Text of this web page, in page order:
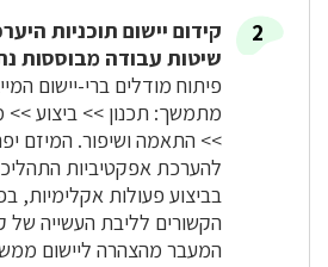
קידום יישום תוכניות
שיטות עבודה מבוססות
פיתוח מודלים ברי-יישום
מתמשך: תכנון >> ביצוע >>
>> התאמה ושיפור. המיזם
להערכת אפקטיביות
בביצוע פעולות אקלימיות,
הקשורים לליבת העשייה
המעבר מהצהרה ליישום